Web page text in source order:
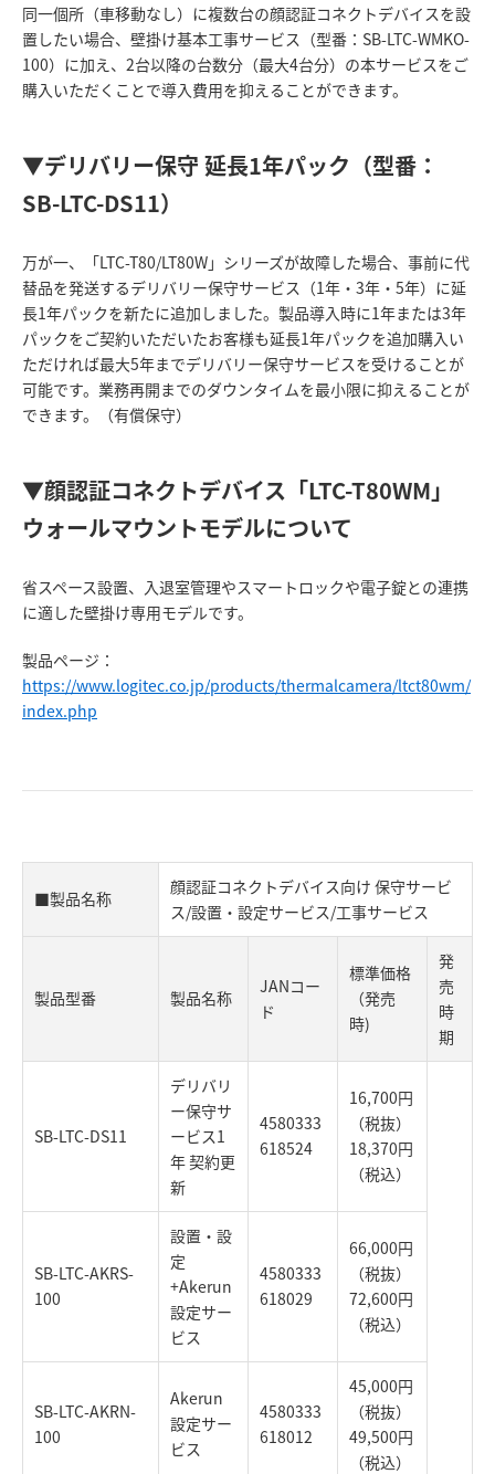
同一個所（車移動なし）に複数台の顔認証コネクトデバイスを設
置したい場合、壁掛け基本工事サービス（型番：SB-LTC-WMKO-
100）に加え、2台以降の台数分（最大4台分）の本サービスをご
購入いただくことで導入費用を抑えることができます。
▼デリバリー保守 延長1年パック（型番：
SB-LTC-DS11）
万が一、「LTC-T80/LT80W」シリーズが故障した場合、事前に代
替品を発送するデリバリー保守サービス（1年・3年・5年）に延
長1年パックを新たに追加しました。製品導入時に1年または3年
パックをご契約いただいたお客様も延長1年パックを追加購入い
ただければ最大5年までデリバリー保守サービスを受けることが
可能です。業務再開までのダウンタイムを最小限に抑えることが
できます。（有償保守）
▼顔認証コネクトデバイス「LTC-T80WM」
ウォールマウントモデルについて
省スペース設置、入退室管理やスマートロックや電子錠との連携
に適した壁掛け専用モデルです。
製品ページ：
https://www.logitec.co.jp/products/thermalcamera/ltct80wm/
index.php
■製品名称
顔認証コネクトデバイス向け 保守サービ
ス/設置・設定サービス/工事サービス
製品型番 製品名称
JANコー
ド
標準価格
（発売
時)
発
売
時
期
SB-LTC-DS11
デリバリ
ー保守サ
ービス1
年 契約更
新
4580333
618524
16,700円
（税抜）
18,370円
（税込）
SB-LTC-AKRS-
100
設置・設
定
+Akerun
設定サー
ビス
4580333
618029
66,000円
（税抜）
72,600円
（税込）
SB-LTC-AKRN-
100
Akerun
設定サー
ビス
4580333
618012
45,000円
（税抜）
49,500円
（税込）